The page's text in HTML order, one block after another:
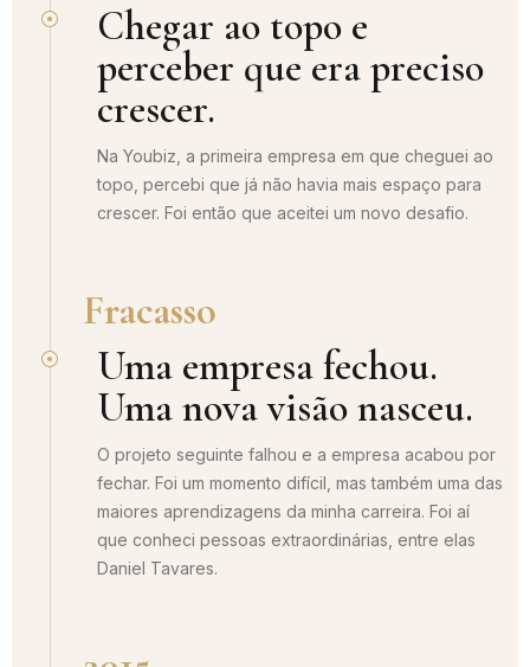
Chegar ao topo e
perceber que era preciso
crescer.
Na Youbiz, a primeira empresa em que cheguei ao
topo, percebi que já não havia mais espaço para
crescer. Foi então que aceitei um novo desafio.
Fracasso
Uma empresa fechou.
Uma nova visão nasceu.
O projeto seguinte falhou e a empresa acabou por
fechar. Foi um momento difícil, mas também uma das
maiores aprendizagens da minha carreira. Foi aí
que conheci pessoas extraordinárias, entre elas
Daniel Tavares.